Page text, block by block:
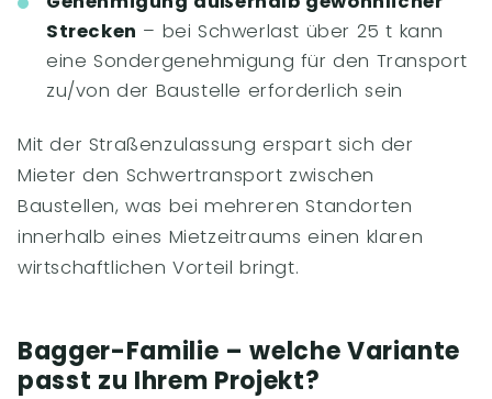
Strecken – bei Schwerlast über 25 t kann
eine Sondergenehmigung für den Transport
zu/von der Baustelle erforderlich sein
Mit der Straßenzulassung erspart sich der
Mieter den Schwertransport zwischen
Baustellen, was bei mehreren Standorten
innerhalb eines Mietzeitraums einen klaren
wirtschaftlichen Vorteil bringt.
Bagger-Familie – welche Variante
passt zu Ihrem Projekt?